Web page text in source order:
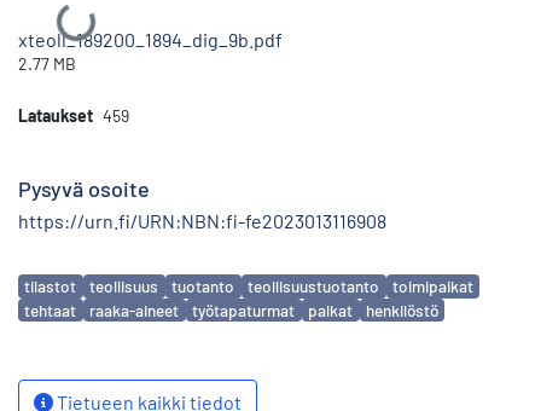
xteoll_189200_1894_dig_9b.pdf
2.77 MB
Lataukset 459
Pysyvä osoite
https://urn.fi/URN:NBN:fi-fe2023013116908
Avainsanat
tilastot teollisuus tuotanto teollisuustuotanto
toimipaikat
tehtaat
raaka-aineet työtapaturmat palkat henkilöstö
Tietueen kaikki tiedot